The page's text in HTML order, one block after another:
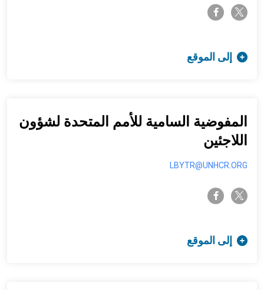
twitter-x
facebook-f
إلى الموقع
المفوضية السامية للأمم المتحدة لشؤون
اللاجئين
LBYTR@UNHCR.ORG
twitter-x
facebook-f
إلى الموقع